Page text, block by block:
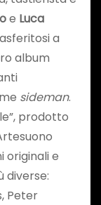
e Luca
a
album
sideman.
prodotto
originali e
diverse:
Peter